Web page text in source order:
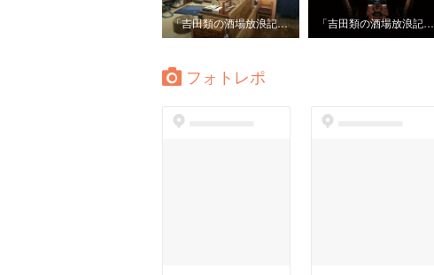
「吉田類の酒場放浪記」に登場したスポットvol.3 「吉田類の酒場放浪記」に登場したスポットvol.2
フォトレポ